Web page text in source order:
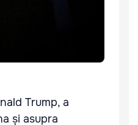
Trump, a
și asupra